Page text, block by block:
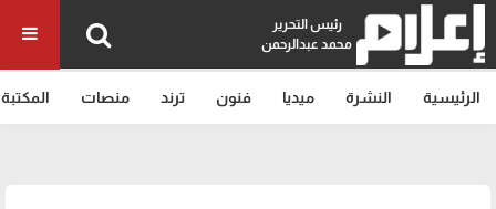
رئيس التحرير
محمد عبدالرحمن
الرئيسية النشرة ميديا فنون ترند منصات المكتبة